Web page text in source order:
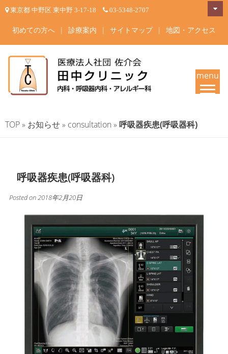
Skip
content
東京都 中野区 東中野 3-17-18 03-5348-2707
初めての方へ | 診療案内 | サイトマップ | 地図・アクセス
田中クリニック-中野区東中野
の内科・呼吸器内科・アレル
患・睡眠時無呼吸症候群・在宅酸素療法 東中野駅・落合駅徒歩4分 | 内科
専門医・呼吸器内科専門医・アレルギー専門医が治療いたします。
menu
TOP» お知らせ» consultation » 呼吸器疾患(呼吸器科)
呼吸器疾患(呼吸器科)
Posted on2018年2月20日